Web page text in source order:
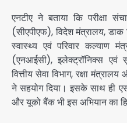
एनटीए ने बताया कि परीक्षा
(सीएपीएफ), विदेश मंत्रालय, डाक
स्वास्थ्य एवं परिवार कल्याण
(एनआईसी), इलेक्ट्रॉनिक्स एवं
वित्तीय सेवा विभाग, रक्षा
ने सहयोग दिया। इसके साथ ही
और यूको बैंक भी इस अभियान का